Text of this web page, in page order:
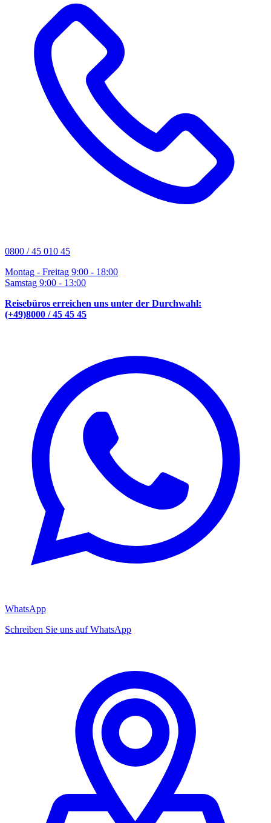
0800 / 45 010 45
Montag - Freitag 9:00 - 18:00
Samstag 9:00 - 13:00
Reisebüros erreichen uns unter der Durchwahl:
(+49)8000 / 45 45 45
WhatsApp
Schreiben Sie uns auf WhatsApp